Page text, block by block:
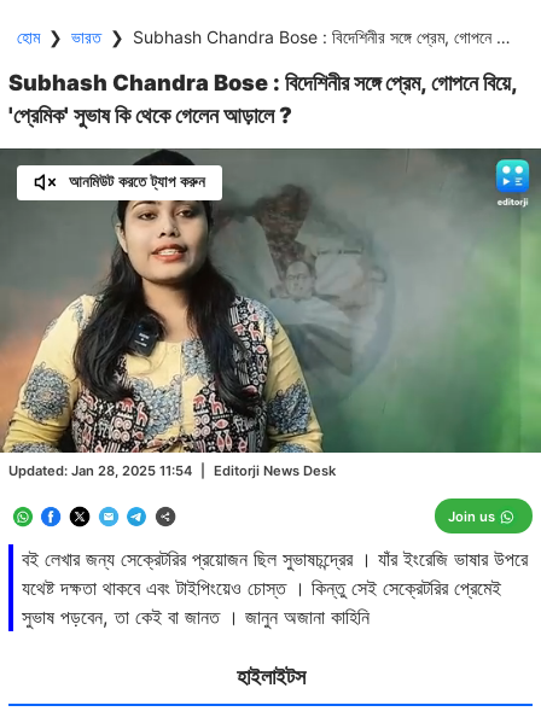
হোম ❯ ভারত ❯ Subhash Chandra Bose : বিদেশিনীর সঙ্গে প্রেম, গোপনে বিয়ে, 'প্রেমিক' সুভাষ কি থেকে গেলেন আড়ালে ?
Subhash Chandra Bose : বিদেশিনীর সঙ্গে প্রেম, গোপনে বিয়ে,
'প্রেমিক' সুভাষ কি থেকে গেলেন আড়ালে ?
বই লেখার জন্য সেক্রেটরির প্রয়োজন ছিল সুভাষচন্দ্রের । যাঁর ইংরেজি ভাষার উপরে
যথেষ্ট দক্ষতা থাকবে এবং টাইপিংয়েও চোস্ত । কিন্তু সেই সেক্রেটরির প্রেমেই
সুভাষ পড়বেন, তা কেই বা জানত । জানুন অজানা কাহিনি
Updated: Jan 28, 2025 11:54 Editorji News Desk
Join us
আনমিউট করতে ট্যাপ করুন
/
Loaded:
10.27%
হাইলাইটস